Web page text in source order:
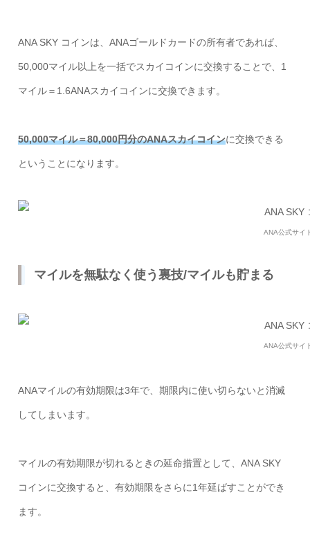
ANA SKY コインは、ANAゴールドカードの所有者であれば、
50,000マイル以上を一括でスカイコインに交換することで、1
マイル＝1.6ANAスカイコインに交換できます。
50,000マイル＝80,000円分のANAスカイコインに交換できる
ということになります。
ANA公式サイ
マイルを無駄なく使う裏技/マイルも貯まる
ANA公式サイ
ANAマイルの有効期限は3年で、期限内に使い切らないと消滅
してしまいます。
マイルの有効期限が切れるときの延命措置として、ANA SKY
コインに交換すると、有効期限をさらに1年延ばすことができ
ます。